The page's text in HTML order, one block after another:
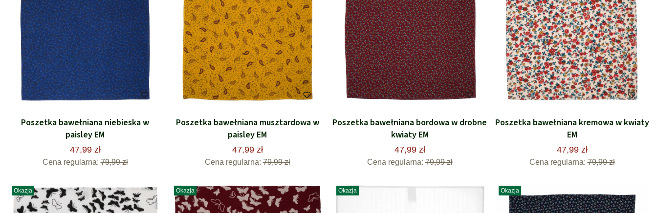
Poszetka bawełniana niebieska w
paisley EM
47,99 zł
Cena regularna: 79,99 zł
Poszetka bawełniana musztardowa w
paisley EM
47,99 zł
Cena regularna: 79,99 zł
Poszetka bawełniana bordowa w drobne
kwiaty EM
47,99 zł
Cena regularna: 79,99 zł
Poszetka bawełniana kremowa w kwiaty
EM
47,99 zł
Cena regularna: 79,99 zł
Okazja Okazja Okazja Okazja